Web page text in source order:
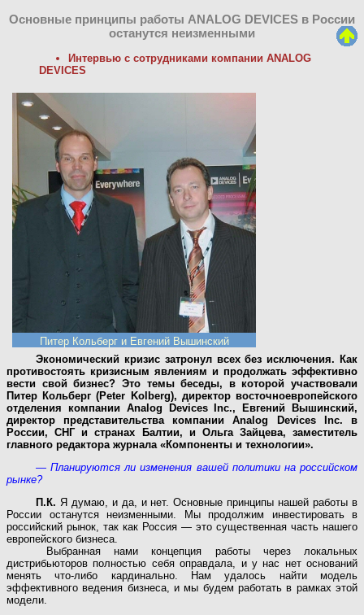
Основные принципы работы ANALOG DEVICES в России
останутся неизменными
Интервью с сотрудниками компании ANALOG
DEVICES
Питер Кольберг и Евгений Вышинский
Экономический кризис затронул всех без исключения. Как
противостоять кризисным явлениям и продолжать эффективно
вести свой бизнес? Это темы беседы, в которой участвовали
Питер Кольберг (Peter Kolberg), директор восточноевропейского
отделения компании Analog Devices Inc., Евгений Вышинский,
директор представительства компании Analog Devices Inc. в
России, СНГ и странах Балтии, и Ольга Зайцева, заместитель
главного редактора журнала «Компоненты и технологии».
— Планируются ли изменения вашей политики на российском
рынке?
П.К. Я думаю, и да, и нет. Основные принципы нашей работы в
России останутся неизменными. Мы продолжим инвестировать в
российский рынок, так как Россия — это существенная часть нашего
европейского бизнеса.
Выбранная нами концепция работы через локальных
дистрибьюторов полностью себя оправдала, и у нас нет оснований
менять что-либо кардинально. Нам удалось найти модель
эффективного ведения бизнеса, и мы будем работать в рамках этой
модели.